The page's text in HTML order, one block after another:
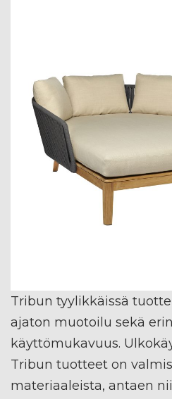
Tribun tyylikkäissä
ajaton muotoilu sekä
käyttömukavuus.
Tribun tuotteet on
materiaaleista, antaen